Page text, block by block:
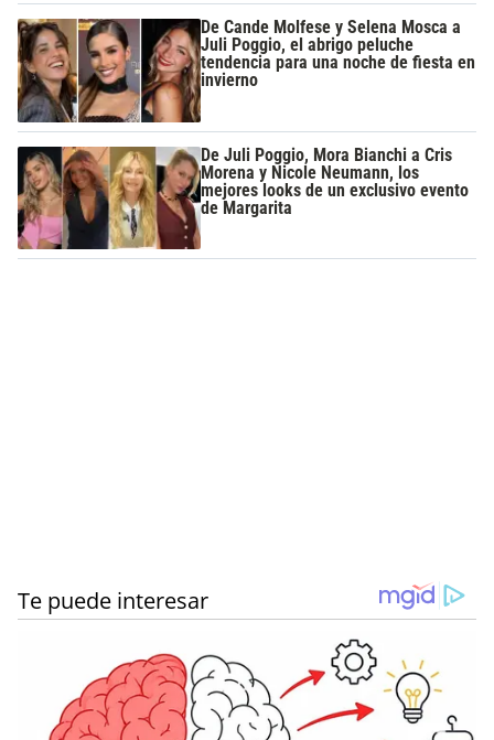
De Cande Molfese y Selena Mosca a
Juli Poggio, el abrigo peluche
tendencia para una noche de fiesta en
invierno
De Juli Poggio, Mora Bianchi a Cris
Morena y Nicole Neumann, los
mejores looks de un exclusivo evento
de Margarita